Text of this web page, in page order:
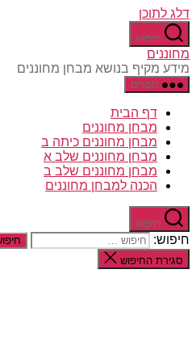
דלג לתוכן
חיפוש
מחוננים
מידע מקיף בנושא מבחן מחוננים
תפריט
דף הבית
מבחן מחוננים
מבחן מחוננים כיתה ב
מבחן מחוננים שלב א
מבחן מחוננים שלב ב
הכנה למבחן מחוננים
חיפוש
חיפוש:
סגירת החיפוש